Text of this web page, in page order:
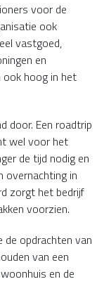
voor de
ook
vastgoed,
en
hoog in het
door. Een roadtrip
wel voor het
de tijd nodig en
overnachting in
zorgt het bedrijf
voorzien.
de opdrachten van
van een
en de